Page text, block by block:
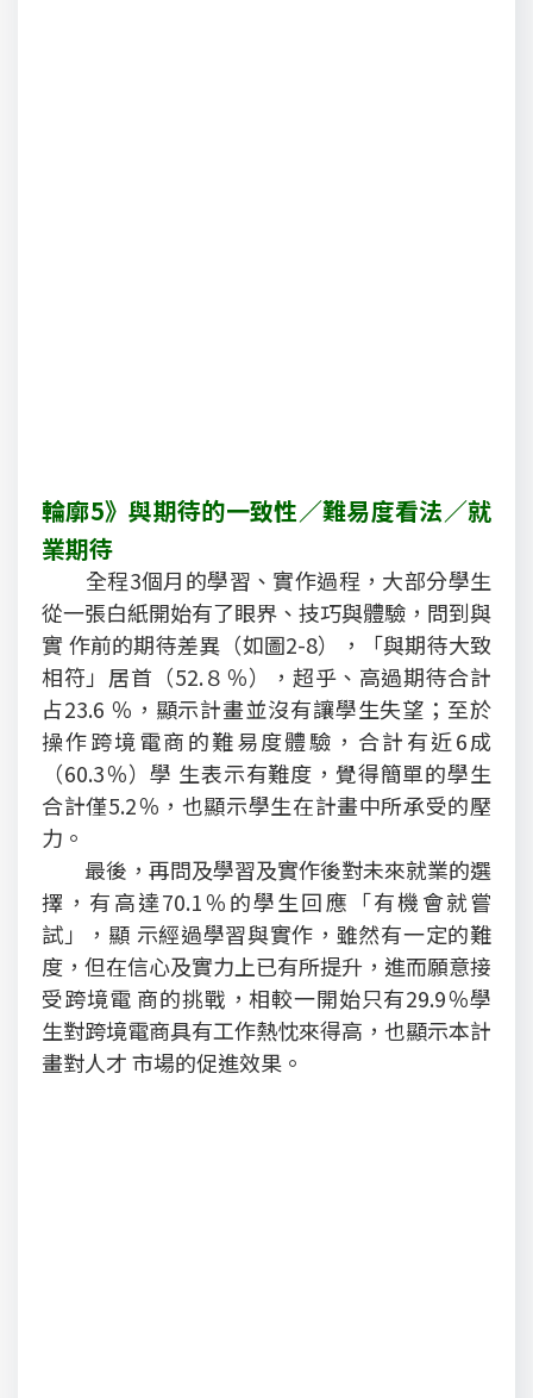
輪廓5》與期待的一致性／難易度看法／就
業期待
全程3個月的學習、實作過程，大部分學生
從一張白紙開始有了眼界、技巧與體驗，問到與
實 作前的期待差異（如圖2-8），「與期待大致
相符」居首（52.８％），超乎、高過期待合計
占23.6 ％，顯示計畫並沒有讓學生失望；至於
操作跨境電商的難易度體驗，合計有近6成
（60.3％）學 生表示有難度，覺得簡單的學生
合計僅5.2％，也顯示學生在計畫中所承受的壓
力。
最後，再問及學習及實作後對未來就業的選
擇，有高達70.1％的學生回應「有機會就嘗
試」，顯 示經過學習與實作，雖然有一定的難
度，但在信心及實力上已有所提升，進而願意接
受跨境電 商的挑戰，相較一開始只有29.9％學
生對跨境電商具有工作熱忱來得高，也顯示本計
畫對人才 市場的促進效果。